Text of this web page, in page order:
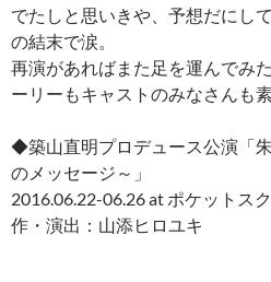
でたしと思いきや、予想だにし
の結末で涙。
再演があればまた足を運んでみ
ーリーもキャストのみなさんも
◆築山直明プロデュース公演「
のメッセージ～」
2016.06.22-06.26 at ポケットス
作・演出：山添ヒロユキ